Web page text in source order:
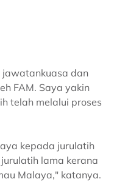
jawatankuasa dan
FAM. Saya yakin
telah melalui proses
kepada jurulatih
lama kerana
Malaya," katanya.